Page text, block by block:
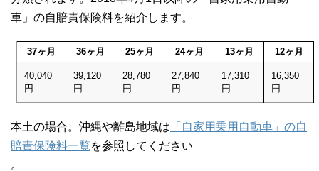
車」の自賠責保険料を紹介します。
37ヶ月 36ヶ月 25ヶ月 24ヶ月 13ヶ月 12ヶ月
40,040
円
39,120
円
28,780
円
27,840
円
17,310
円
16,350
円
本土の場合。沖縄や離島地域は 「自家用乗用自動車」の自
賠責保険料一覧を参照してください
。